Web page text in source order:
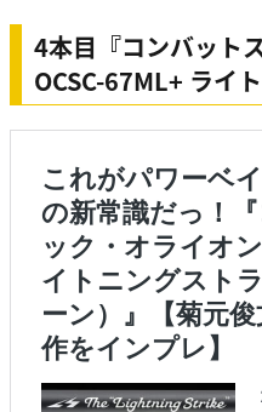
4本目『コンバット
OCSC-67ML+ ライ